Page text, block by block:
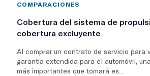
COMPARACIONES
Cobertura del sistema de
cobertura excluyente
Al comprar un contrato de servicio para
garantía extendida para el automóvil,
más importantes que tomará es...